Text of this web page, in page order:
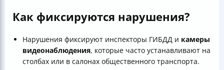
Как фиксируются нарушения?
Нарушения фиксируют инспекторы ГИБДД и камеры
видеонаблюдения, которые часто устанавливают на
столбах или в салонах общественного транспорта.